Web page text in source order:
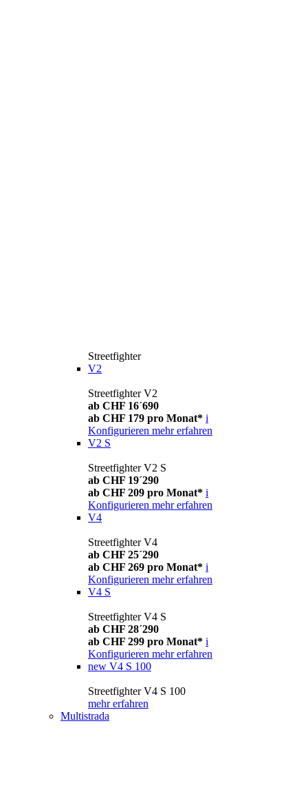
Streetfighter
V2
Streetfighter V2
ab CHF 16´690
ab CHF 179 pro Monat* i
Konfigurieren mehr erfahren
V2 S
Streetfighter V2 S
ab CHF 19´290
ab CHF 209 pro Monat* i
Konfigurieren mehr erfahren
V4
Streetfighter V4
ab CHF 25´290
ab CHF 269 pro Monat* i
Konfigurieren mehr erfahren
V4 S
Streetfighter V4 S
ab CHF 28´290
ab CHF 299 pro Monat* i
Konfigurieren mehr erfahren
new V4 S 100
Streetfighter V4 S 100
mehr erfahren
Multistrada